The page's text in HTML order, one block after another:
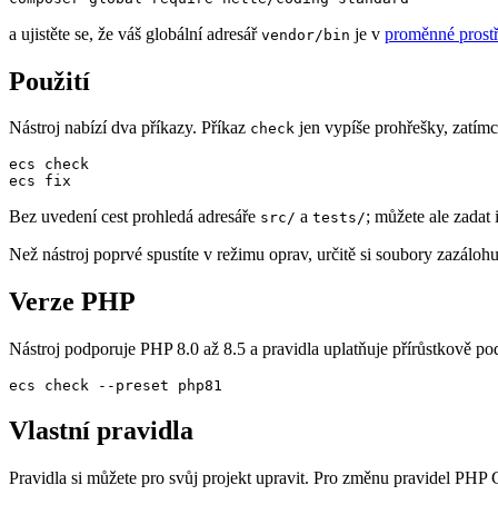
a ujistěte se, že váš globální adresář vendor/bin je v proměnné
Použití
Nástroj nabízí dva příkazy. Příkaz check jen vypíše prohřešky,
ecs check
Bez uvedení cest prohledá adresáře src/ a tests/; můžete ale
Než nástroj poprvé spustíte v režimu oprav, určitě si soubory
Verze PHP
Nástroj podporuje PHP 8.0 až 8.5 a pravidla uplatňuje přírůstkově
Vlastní pravidla
Pravidla si můžete pro svůj projekt upravit. Pro změnu pravidel